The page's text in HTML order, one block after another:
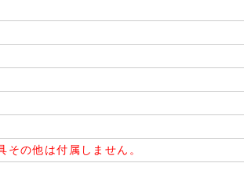
その他は付属しません。